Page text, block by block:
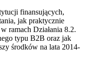
finansujących,
jak praktycznie
ramach Działania 8.2.
typu B2B oraz jak
środków na lata 2014-